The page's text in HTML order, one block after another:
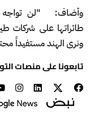
وأضاف: "لن تواجه
طائراتها على شركات
ونرى الهند مستفيداً
تابعونا على منصات